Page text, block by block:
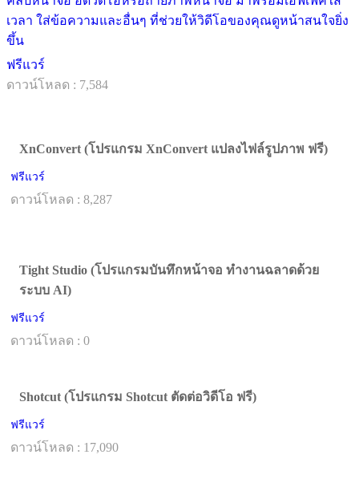
เวลา ใส่ข้อความและอื่นๆ ที่ช่วยให้วิดีโอของคุณดูหน้าสนใจยิ่ง
ขึ้น
ฟรีแวร์
ดาวน์โหลด : 7,584
XnConvert (โปรแกรม XnConvert แปลงไฟล์รูปภาพ ฟรี)
ฟรีแวร์
ดาวน์โหลด : 8,287
Tight Studio (โปรแกรมบันทึกหน้าจอ ทำงานฉลาดด้วย
ระบบ AI)
ฟรีแวร์
ดาวน์โหลด : 0
Shotcut (โปรแกรม Shotcut ตัดต่อวิดีโอ ฟรี)
ฟรีแวร์
ดาวน์โหลด : 17,090